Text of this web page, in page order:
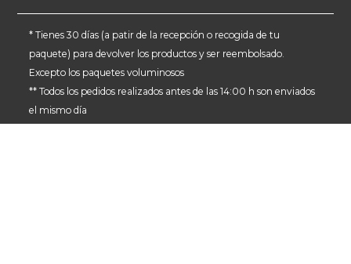
ALEMANIA
PAÍSES BAJOS
* Tienes 30 días (a patir de la recepción o recogida de tu
paquete) para devolver los productos y ser reembolsado.
Excepto los paquetes voluminosos
** Todos los pedidos realizados antes de las 14:00 h son enviados
el mismo día